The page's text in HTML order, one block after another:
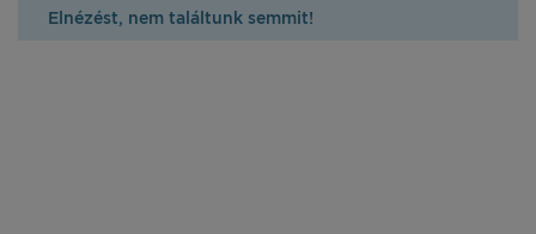
Elnézést, nem találtunk semmit!